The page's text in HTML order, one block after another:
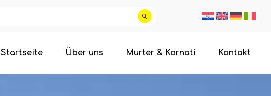
Startseite Über uns Murter & Kornati Kontakt